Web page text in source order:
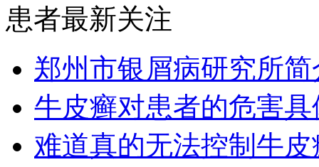
患者最新关注
郑州市银屑病研究所简
牛皮癣对患者的危害
难道真的无法控制牛